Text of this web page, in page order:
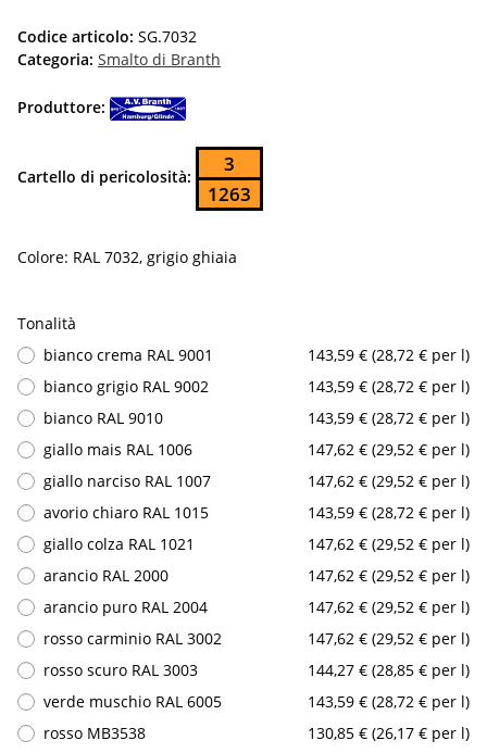
Codice articolo: SG.7032
Categoria: Smalto di Branth
Produttore:
Cartello di pericolosità:
3
1263
Colore: RAL 7032, grigio ghiaia
Tonalità
bianco crema RAL 9001
143,59 € (28,72 € per l)
bianco grigio RAL 9002
143,59 € (28,72 € per l)
bianco RAL 9010
143,59 € (28,72 € per l)
giallo mais RAL 1006
147,62 € (29,52 € per l)
giallo narciso RAL 1007
147,62 € (29,52 € per l)
avorio chiaro RAL 1015
143,59 € (28,72 € per l)
giallo colza RAL 1021
147,62 € (29,52 € per l)
arancio RAL 2000
147,62 € (29,52 € per l)
arancio puro RAL 2004
147,62 € (29,52 € per l)
rosso carminio RAL 3002
147,62 € (29,52 € per l)
rosso scuro RAL 3003
144,27 € (28,85 € per l)
verde muschio RAL 6005
143,59 € (28,72 € per l)
rosso MB3538
130,85 € (26,17 € per l)